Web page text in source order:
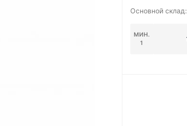
Основной склад:
МИН.
1